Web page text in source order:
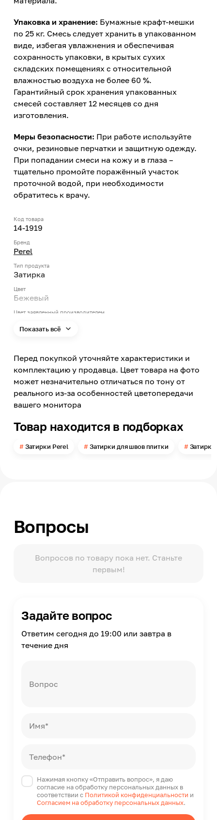
Упаковка и хранение: Бумажные крафт-мешки
по 25 кг. Смесь следует хранить в упакованном
виде, избегая увлажнения и обеспечивая
сохранность упаковки, в крытых сухих
складских помещениях с относительной
влажностью воздуха не более 60 %.
Гарантийный срок хранения упакованных
смесей составляет 12 месяцев со дня
изготовления.
Меры безопасности: При работе используйте
очки, резиновые перчатки и защитную одежду.
При попадании смеси на кожу и в глаза –
тщательно промойте поражённый участок
проточной водой, при необходимости
обратитесь к врачу.
Код товара
14-1919
Бренд
Perel
Тип продукта
Затирка
Цвет
Бежевый
Цвет заявленный производителем
Поверхность применения
Стена, Пол
Материал обработки
Натуральный камень, Искусственный камень,
Камень, Керамическая плитка, Керамогранит
до 30
F 50
0,16-0,18
Страна производства
Показать всё
Перед покупкой уточняйте характеристики и
комплектацию у продавца. Цвет товара на фото
может незначительно отличаться по тону от
реального из-за особенностей цветопередачи
вашего монитора
Товар находится в подборках
Затирки Perel Затирки для швов плитки Затирки
Вопросы
Вопросов по товару пока нет. Станьте
первым!
Задайте вопрос
Ответим сегодня до 19:00 или завтра в
течение дня
Вопрос
Имя*
Телефон*
Нажимая кнопку «Отправить вопрос», я даю
согласие на обработку персональных данных в
соответствии с Политикой конфиденциальности и
Согласием на обработку персональных данных.